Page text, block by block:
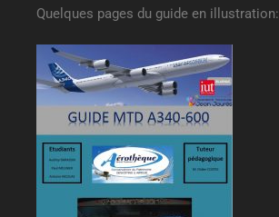
Quelques pages du guide en illustration: